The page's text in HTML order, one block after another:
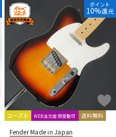
ポイント
10%還元
ユーズド WEB注文店頭受取可 送料無料
Fender Made in Japan